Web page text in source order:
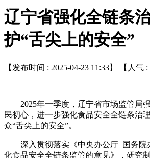
辽宁省强化全链条
护“舌尖上的安全”
【发布时间 : 2025-04-23 11:33】 【人气 :
2025年一季度，辽宁省市场监管局
民初心，进一步强化食品安全全链条治
众“舌尖上的安全”。
深入贯彻落实《中央办公厅 国务院
化食品安全全链条监管的意见》，研究